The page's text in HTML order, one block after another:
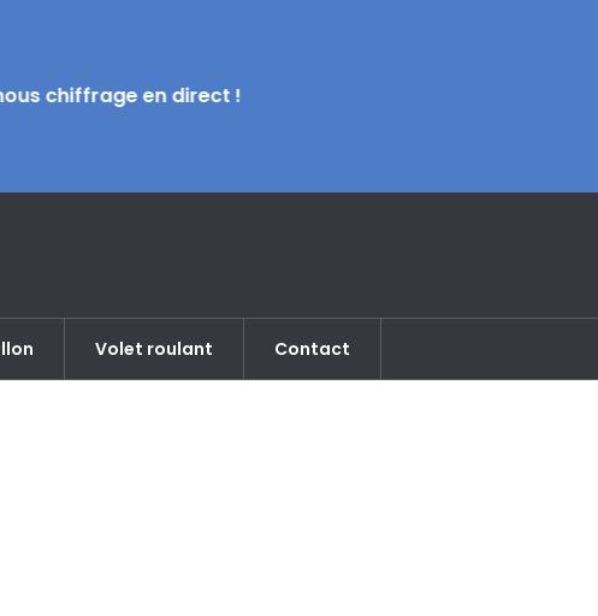
chiffrage en direct !
Volet roulant Contact